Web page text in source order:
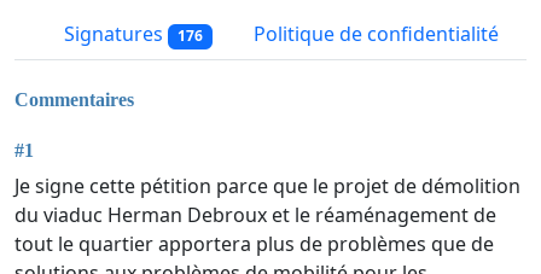
Signatures 176 Politique de confidentialité
Commentaires
#1
Je signe cette pétition parce que le projet de démolition
du viaduc Herman Debroux et le réaménagement de
tout le quartier apportera plus de problèmes que de